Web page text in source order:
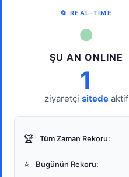
🔄 REAL-TIME
●
ŞU AN ONLINE
1
ziyaretçi sitedeaktif
🏆 Tüm Zaman Rekoru:
⭐ Bugünün Rekoru: